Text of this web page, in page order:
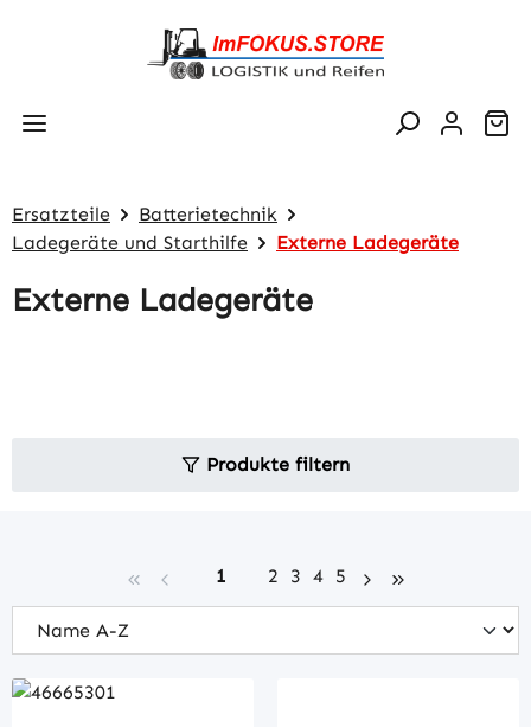
Zum Hauptinhalt springen
Ersatzteile
Batterietechnik
Ladegeräte und Starthilfe
Externe Ladegeräte
Externe Ladegeräte
Produkte filtern
Seite
1 Seite
2 Seite
3 Seite
4 Seite
5